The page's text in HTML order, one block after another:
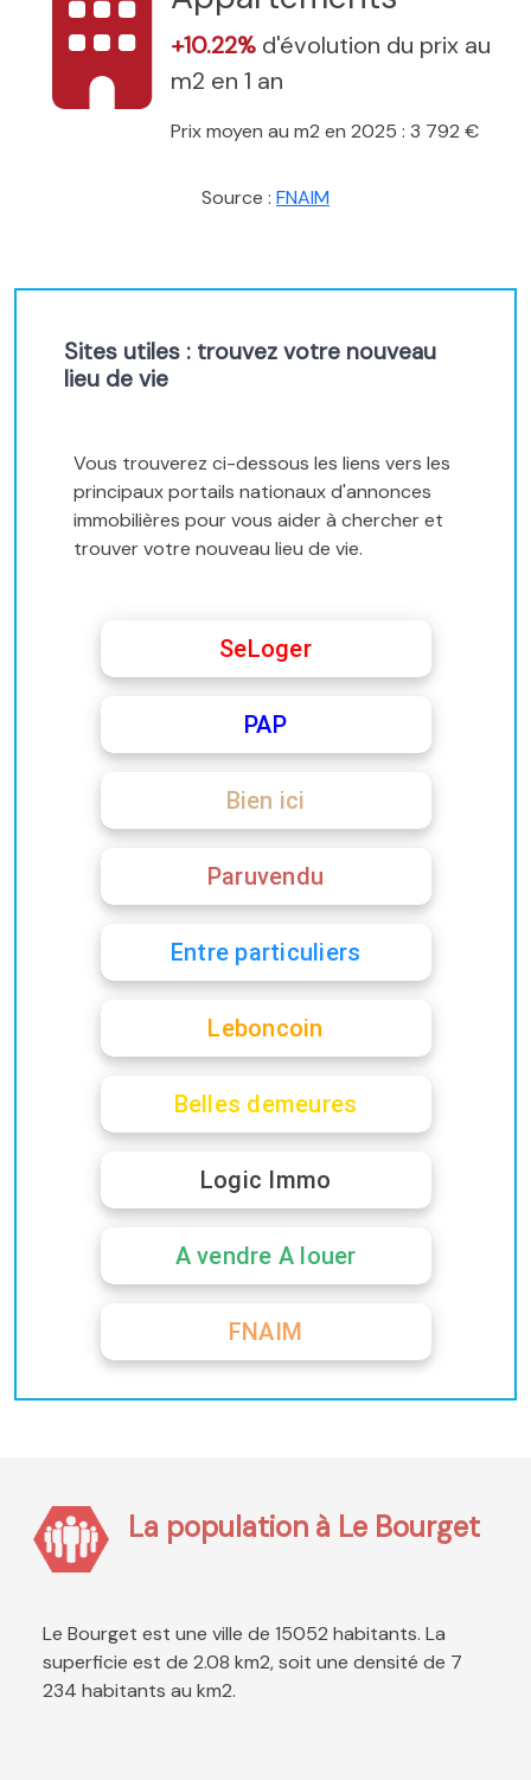
+10.22% d'évolution du prix au
m2 en 1 an
Prix moyen au m2 en 2025 : 3 792 €
Source : FNAIM
Sites utiles : trouvez votre nouveau
lieu de vie
Vous trouverez ci-dessous les liens vers les
principaux portails nationaux d'annonces
immobilières pour vous aider à chercher et
trouver votre nouveau lieu de vie.
SeLoger
PAP
Bien ici
Paruvendu
Entre particuliers
Leboncoin
Belles demeures
Logic Immo
A vendre A louer
FNAIM
La population à Le Bourget
Le Bourget est une ville de 15052 habitants. La
superficie est de 2.08 km2, soit une densité de 7
234 habitants au km2.